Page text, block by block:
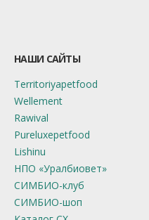
НАШИ САЙТЫ
Territoriyapetfood
Wellement
Rawival
Pureluxepetfood
Lishinu
НПО «Уралбиовет»
СИМБИО-клуб
СИМБИО-шоп